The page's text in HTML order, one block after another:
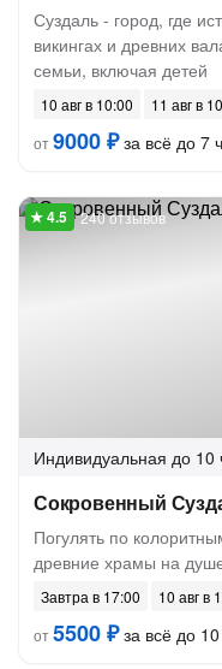
Суздаль - город, где
викингах и древних
семьи, включая детей
10 авг в 10:00
11 авг в
от9000 ₽за всё до 7
240 отзывов
Индивидуальная до 10
Сокровенный
Погулять по
древние храмы на
Завтра в 17:00
10 авг в
от5500 ₽за всё до